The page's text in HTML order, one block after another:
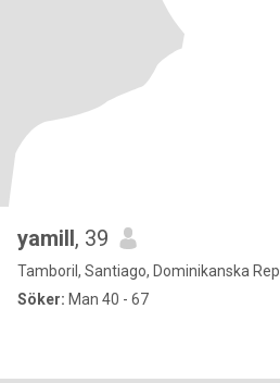
yamill, 39
Tamboril, Santiago, Dominikanska Rep.
Söker: Man 40 - 67